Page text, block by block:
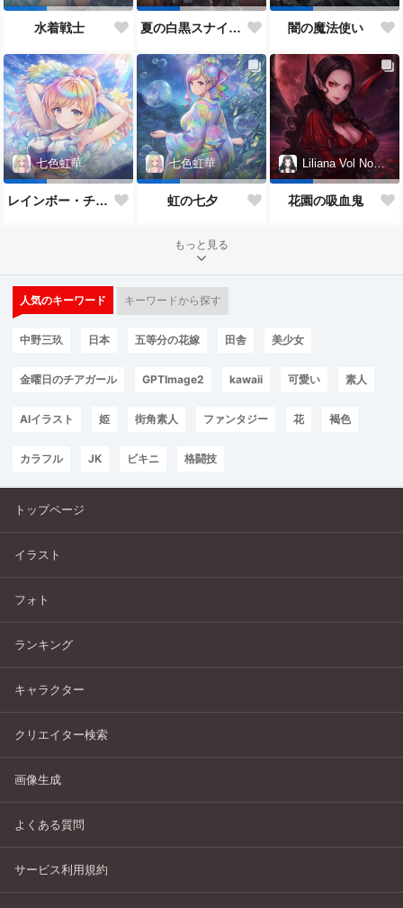
水着戦士 夏の白黒スナイパー 闇の魔法使い
七色虹華
レインボー・チアガール
七色虹華
虹の七夕
Liliana Vol Noctis
花園の吸血鬼
もっと見る
人気のキーワード キーワードから探す
中野三玖 日本 五等分の花嫁 田舎 美少女
金曜日のチアガール GPTImage2 kawaii 可愛い 素人
AIイラスト 姫 街角素人 ファンタジー 花 褐色
カラフル JK ビキニ 格闘技
トップページ
イラスト
フォト
ランキング
キャラクター
クリエイター検索
画像生成
よくある質問
サービス利用規約